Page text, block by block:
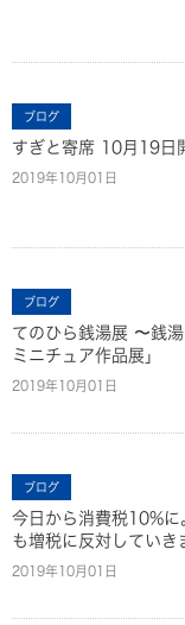
ブログ
すぎと寄席 10月19日
2019年10月01日
ブログ
てのひら銭湯展 〜銭
ミニチュア作品展」
2019年10月01日
ブログ
今日から消費税10%に
も増税に反対していき
2019年10月01日